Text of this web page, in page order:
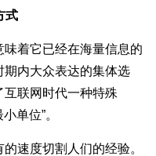
式
着它已经在海量信息的
内大众表达的集体选
联网时代一种特殊
单位”。
速度切割人们的经验。